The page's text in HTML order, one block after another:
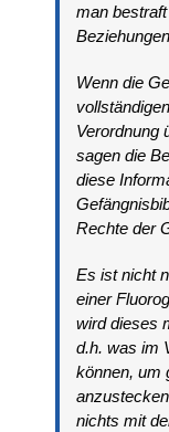
man
Wenn die
Verordnung
sagen die
diese
Rechte der
Es ist nicht
einer
wird dieses
d.h. was im
können, um
nichts mit